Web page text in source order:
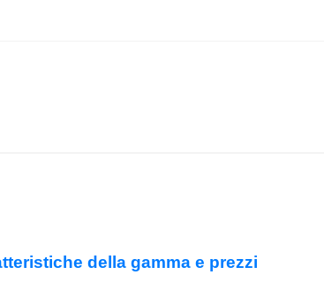
della gamma e prezzi